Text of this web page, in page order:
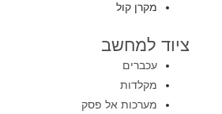
מקרן קול
ציוד למחשב
עכברים
מקלדות
מערכות אל פסק